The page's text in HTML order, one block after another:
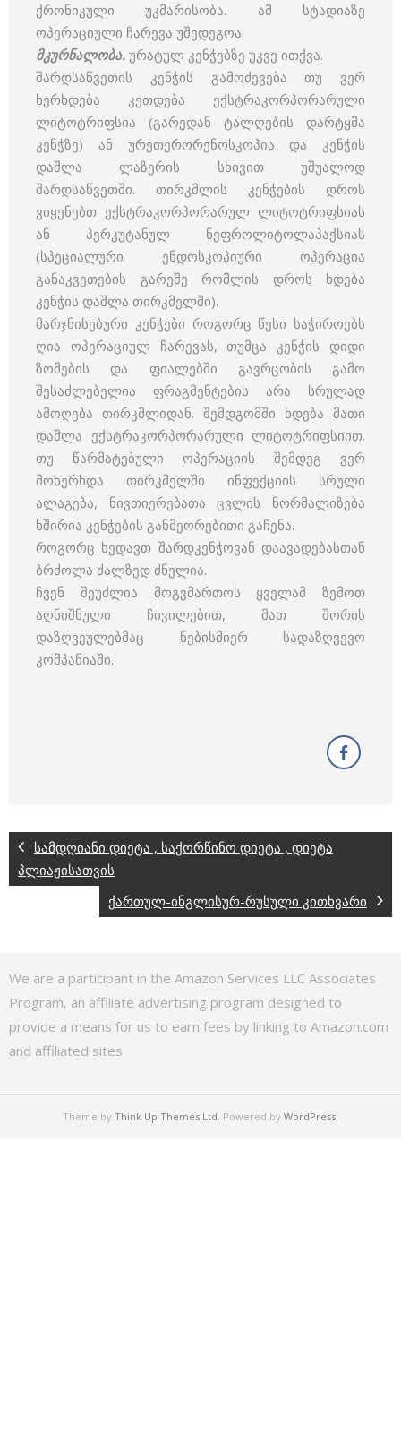
ქრონიკული უკმარისობა. ამ სტადიაზე
ოპერაციული ჩარევა უშედეგოა.
მკურნალობა. ურატულ კენჭებზე უკვე ითქვა.
შარდსაწვეთის კენჭის გამოძევება თუ ვერ
ხერხდება კეთდება ექსტრაკორპორარული
ლიტოტრიფსია (გარედან ტალღების დარტყმა
კენჭზე) ან ურეთერორენოსკოპია და კენჭის
დაშლა ლაზერის სხივით უშუალოდ
შარდსაწვეთში. თირკმლის კენჭების დროს
ვიყენებთ ექსტრაკორპორარულ ლიტოტრიფსიას
ან პერკუტანულ ნეფროლიტოლაპაქსიას
(სპეციალური ენდოსკოპიური ოპერაცია
განაკვეთების გარეშე რომლის დროს ხდება
კენჭის დაშლა თირკმელში).
მარჯნისებური კენჭები როგორც წესი საჭიროებს
ღია ოპერაციულ ჩარევას, თუმცა კენჭის დიდი
ზომების და ფიალებში გავრცობის გამო
შესაძლებელია ფრაგმენტების არა სრულად
ამოღება თირკმლიდან. შემდგომში ხდება მათი
დაშლა ექსტრაკორპორარული ლიტოტრიფსიით.
თუ წარმატებული ოპერაციის შემდეგ ვერ
მოხერხდა თირკმელში ინფექციის სრული
ალაგება, ნივთიერებათა ცვლის ნორმალიზება
ხშირია კენჭების განმეორებითი გაჩენა.
როგორც ხედავთ შარდკენჭოვან დაავადებასთან
ბრძოლა ძალზედ ძნელია.
ჩვენ შეუძლია მოგვმართოს ყველამ ზემოთ
აღნიშნული ჩივილებით, მათ შორის
დაზღვეულებმაც ნებისმიერ სადაზღვევო
კომპანიაში.
სამდღიანი დიეტა , საქორწინო დიეტა , დიეტა
პლიაჟისათვის
ქართულ-ინგლისურ-რუსული კითხვარი
We are a participant in the Amazon Services LLC Associates
Program, an affiliate advertising program designed to
provide a means for us to earn fees by linking to Amazon.com
and affiliated sites
Theme by Think Up Themes Ltd. Powered by WordPress.